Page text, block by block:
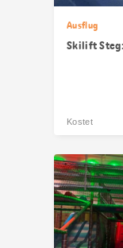
Ausflug
Skilift
Kostet